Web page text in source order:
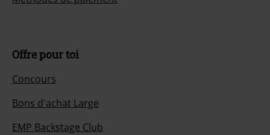
Offre pour toi
Concours
Bons d'achat Large
EMP Backstage Club